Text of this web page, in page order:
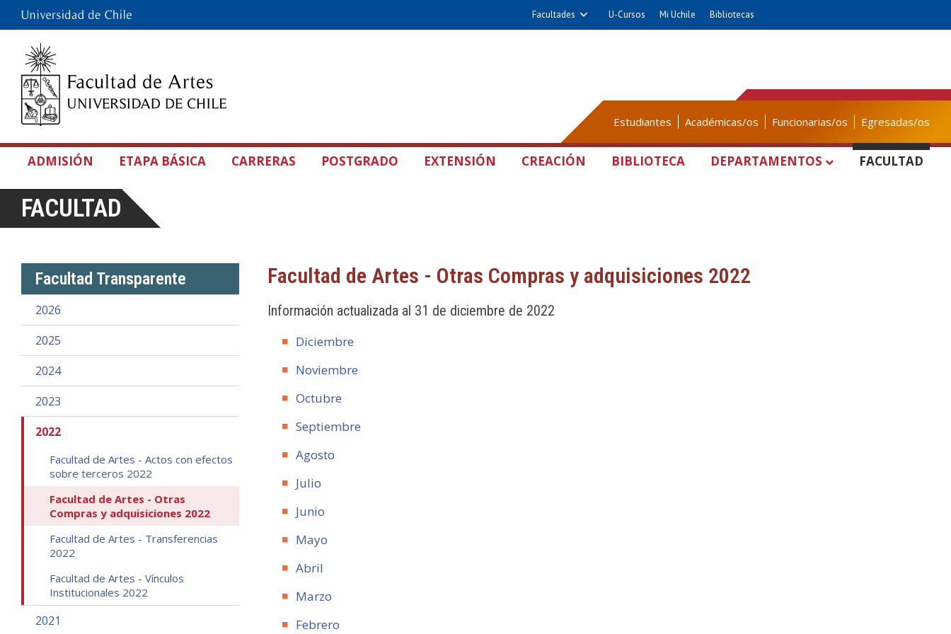
Facultades U-Cursos Mi Uchile Bibliotecas
Estudiantes Académicas/os Funcionarias/os Egresadas/os
ADMISIÓN ETAPA BÁSICA CARRERAS POSTGRADO EXTENSIÓN CREACIÓN BIBLIOTECA DEPARTAMENTOS FACULTAD
FACULTAD
Facultad Transparente
2026
2025
2024
2023
2022
Facultad de Artes - Actos con efectos
sobre terceros 2022
Facultad de Artes - Otras
Compras y adquisiciones 2022
Facultad de Artes - Transferencias
2022
Facultad de Artes - Vínculos
Institucionales 2022
2021
Facultad de Artes - Otras Compras y adquisiciones 2022
Información actualizada al 31 de diciembre de 2022
Diciembre
Noviembre
Octubre
Septiembre
Agosto
Julio
Junio
Mayo
Abril
Marzo
Febrero